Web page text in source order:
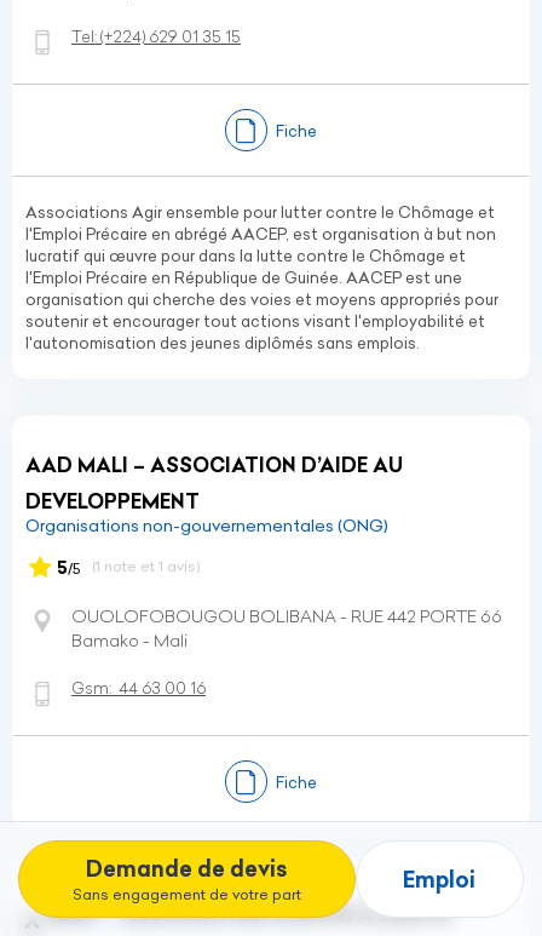
Demande de devis
Sans engagement de votre part
Emploi
Tel:(+224) 629 01 35 15
Fiche
Associations Agir ensemble pour lutter contre le Chômage et
l'Emploi Précaire en abrégé AACEP, est organisation à but non
lucratif qui œuvre pour dans la lutte contre le Chômage et
l'Emploi Précaire en République de Guinée. AACEP est une
organisation qui cherche des voies et moyens appropriés pour
soutenir et encourager tout actions visant l'employabilité et
l'autonomisation des jeunes diplômés sans emplois.
AAD MALI – ASSOCIATION D’AIDE AU
DEVELOPPEMENT
Organisations non-gouvernementales (ONG)
5/5 (1 note et 1 avis)
OUOLOFOBOUGOU BOLIBANA - RUE 442 PORTE 66
Bamako - Mali
Gsm: 44 63 00 16
Fiche
AADEC – ASSOCIATION D’APPUI A L’AUTO